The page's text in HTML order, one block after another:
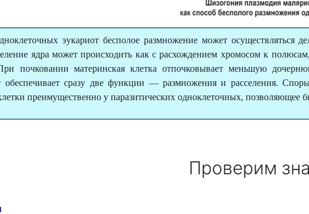
эукариот бесполое размножение может осуществляться
ядра может происходить как с расхождением хромосом к
почковании материнская клетка отпочковывает меньшую
обеспечивает сразу две функции — размножения и расселения.
преимущественно у паразитических одноклеточных, позволяющее
Проверим